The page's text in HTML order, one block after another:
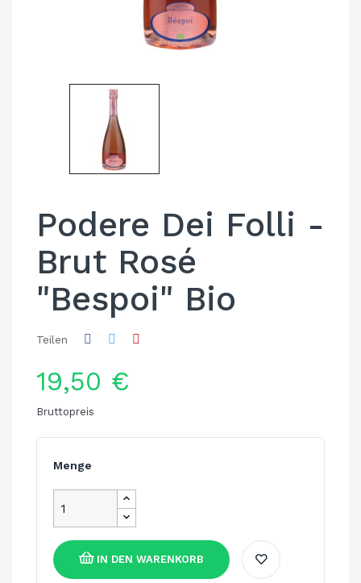
Podere Dei Folli -
Brut Rosé
"Bespoi" Bio
Teilen
19,50 €
Bruttopreis
Menge
IN DEN WARENKORB